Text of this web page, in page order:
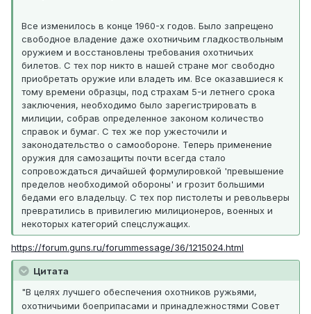
Все изменилось в конце 1960-х годов. Было запрещено
свободное владение даже охотничьим гладкоствольным
оружием и восстановлены требования охотничьих
билетов. С тех пор никто в нашей стране мог свободно
приобретать оружие или владеть им. Все оказавшиеся к
тому времени образцы, под страхам 5-и летнего срока
заключения, необходимо было зарегистрировать в
милиции, собрав определенное законом количество
справок и бумаг. С тех же пор ужесточили и
законодательство о самообороне. Теперь применение
оружия для самозащиты почти всегда стало
сопровождаться дичайшей формулировкой 'превышение
пределов необходимой обороны' и грозит большими
бедами его владельцу. С тех пор пистолеты и револьверы
превратились в привилегию милиционеров, военных и
некоторых категорий спецслужащих.
https://forum.guns.ru/forummessage/36/1215024.html
Цитата
"В целях лучшего обеспечения охотников ружьями,
охотничьими боеприпасами и принадлежностями Совет